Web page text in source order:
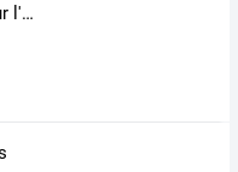
Autres Regards sur l'Environnement du Piémont-Biterrois